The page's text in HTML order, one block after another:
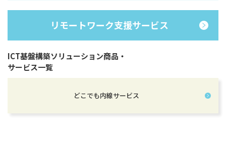
リモートワーク支援サービス
ICT基盤構築ソリューション商品・
サービス一覧
どこでも内線サービス